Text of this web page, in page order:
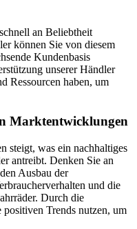
an Beliebtheit
können Sie von diesem
Kundenbasis
unserer Händler
Ressourcen haben, um
Marktentwicklungen
steigt, was ein nachhaltiges
antreibt. Denken Sie an
Ausbau der
und die
Durch die
positiven Trends nutzen, um